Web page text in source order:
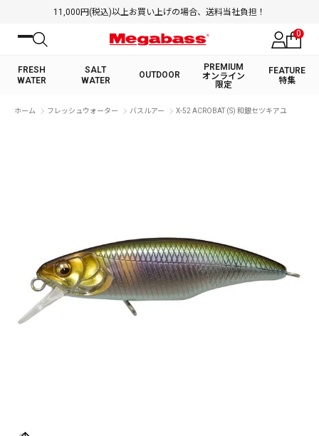
11,000円(税込)以上お買い上げの場合、送料当社負担！
0
FRESH
WATER
SALT
WATER
OUTDOOR
PREMIUM
オンライン
限定
FEATURE
特集
絞り込み検索
PREMIUM オンライン限定
FRESH WATER
ホーム フレッシュウォーター バスルアー X-52 ACROBAT (S) 和銀セツキアユ